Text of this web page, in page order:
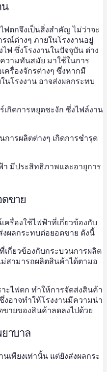
น
ตกจึงเป็นสิ่งสำคัญ ไม่ว่าจะ
ณ์ต่างๆ ภายในโรงงานอยู่
ฟ ซึ่งโรงงานในปัจจุบัน ต่าง
วามทันสมัย มาใช้ในการ
ครื่องจักรต่างๆ ซึ่งหากมี
โรงงาน อาจส่งผลกระทบ
เกิดการหยุดชะงัก ซึ่งไฟล์งาน
ารผลิตต่างๆ เกิดการชำรุด
มีประสิทธิภาพและอายุการ
ดขาย
รื่องใช้ไฟฟ้าที่เกี่ยวข้องกับ
งผลกระทบต่อยอดขาย ดังนี้
เกี่ยวข้องกับกระบวนการผลิต
สามารถผลิตสินค้าได้ตามอ
ะไฟตก ทำให้การจัดส่งสินค้า
อาจทำให้โรงงานมีความน่า
ขายของสินค้าลดลงไปด้วย
าบาล
เพียงเท่านั้น แต่ยังส่งผลกระ